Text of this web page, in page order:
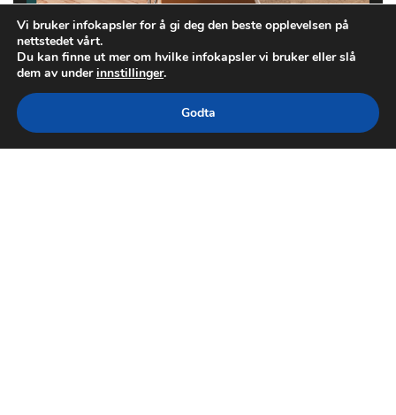
Vi bruker infokapsler for å gi deg den beste opplevelsen på
nettstedet vårt.
Du kan finne ut mer om hvilke infokapsler vi bruker eller slå
dem av underinnstillinger.
Godta